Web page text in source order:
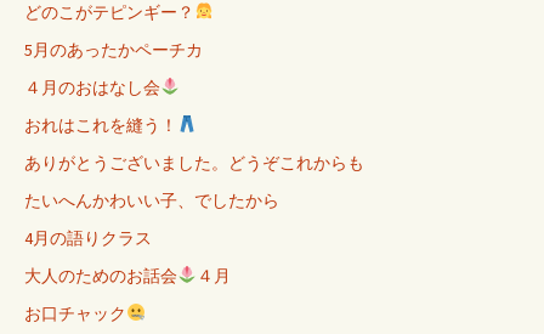
どのこがテピンギー？
5月のあったかペーチカ
４月のおはなし会
おれはこれを縫う！
ありがとうございました。どうぞこれからも
たいへんかわいい子、でしたから
4月の語りクラス
大人のためのお話会
４月
お口チャック